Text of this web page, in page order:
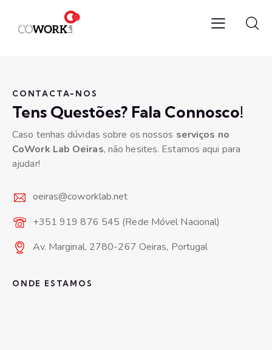
CONTACTA-NOS
Tens Questões? Fala Connosco!
Caso tenhas dúvidas sobre os nossos serviços no
CoWork Lab Oeiras, não hesites. Estamos aqui para
ajudar!
oeiras@coworklab.net
+351 919 876 545 (Rede Móvel Nacional)
Av. Marginal, 2780-267 Oeiras, Portugal
ONDE ESTAMOS